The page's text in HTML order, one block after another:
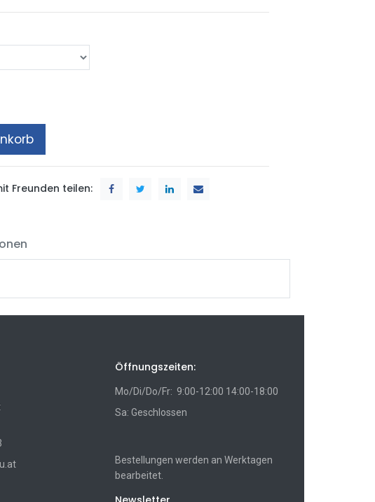
Freunden teilen:
Öffnungszeiten:
Mo/Di/Do/Fr: 9:00-12:00 14:00-18:00
Sa: Geschlossen
Bestellungen werden an Werktagen
bearbeitet.